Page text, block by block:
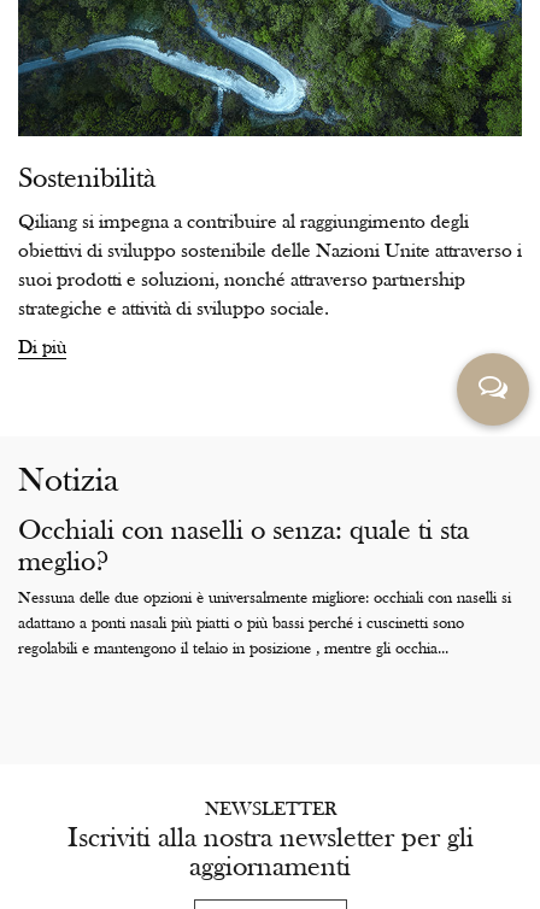
Sostenibilità
Qiliang si impegna a contribuire al raggiungimento degli
obiettivi di sviluppo sostenibile delle Nazioni Unite attraverso i
suoi prodotti e soluzioni, nonché attraverso partnership
strategiche e attività di sviluppo sociale.
Di più
Notizia
Occhiali con naselli o senza: quale ti sta
meglio?
Nessuna delle due opzioni è universalmente migliore: occhiali con naselli si
adattano a ponti nasali più piatti o più bassi perché i cuscinetti sono
regolabili e mantengono il telaio in posizione , mentre gli occhia...
NEWSLETTER
Iscriviti alla nostra newsletter per gli
aggiornamenti